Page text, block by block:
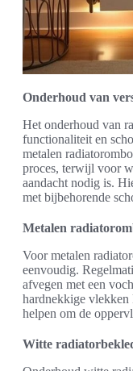
Onderhoud van
Het onderhoud van
functionaliteit en
metalen
proces, terwijl voor
aandacht nodig is.
met bijbehorende
Metalen
Voor metalen
eenvoudig.
afvegen met een
hardnekkige vlekken
helpen om de
Witte